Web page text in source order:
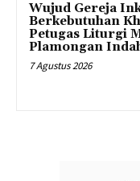
Wujud Gereja
Berkebutuhan
Petugas Liturgi
Plamongan
7 Agustus 2026